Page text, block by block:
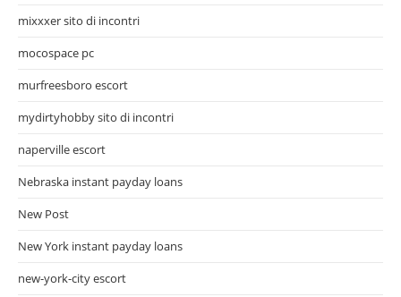
mixxxer sito di incontri
mocospace pc
murfreesboro escort
mydirtyhobby sito di incontri
naperville escort
Nebraska instant payday loans
New Post
New York instant payday loans
new-york-city escort